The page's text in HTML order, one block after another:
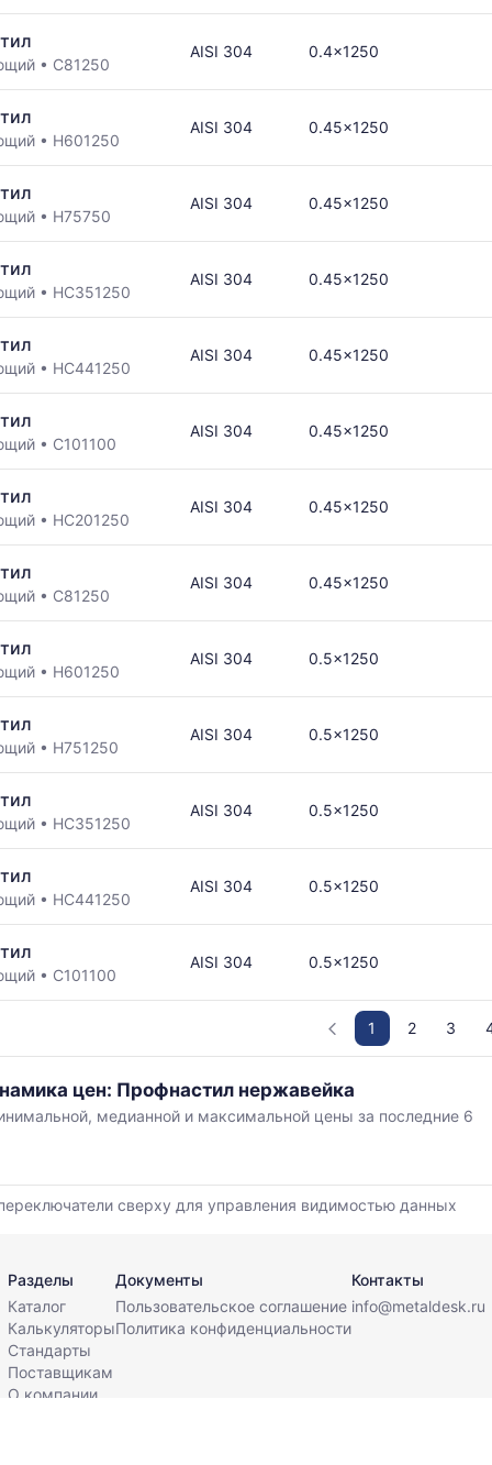
• С81250
AISI 304 0.4x1250
• Н601250
AISI 304 0.45x1250
• Н75750
AISI 304 0.45x1250
• НС351250
AISI 304 0.45x1250
• НС441250
AISI 304 0.45x1250
• С101100
AISI 304 0.45x1250
• НС201250
AISI 304 0.45x1250
• С81250
AISI 304 0.45x1250
• Н601250
AISI 304 0.5x1250
• Н751250
AISI 304 0.5x1250
• НС351250
AISI 304 0.5x1250
• НС441250
AISI 304 0.5x1250
• С101100
AISI 304 0.5x1250
1 2 3
цен: Профнастил нержавейка
медианной и максимальной цены за последние 6
сверху для управления видимостью данных
Разделы
Каталог
Калькуляторы
Стандарты
Поставщикам
О компании
Документы
Пользовательское соглашение
Политика конфиденциальности
Контакты
info@metaldesk.ru